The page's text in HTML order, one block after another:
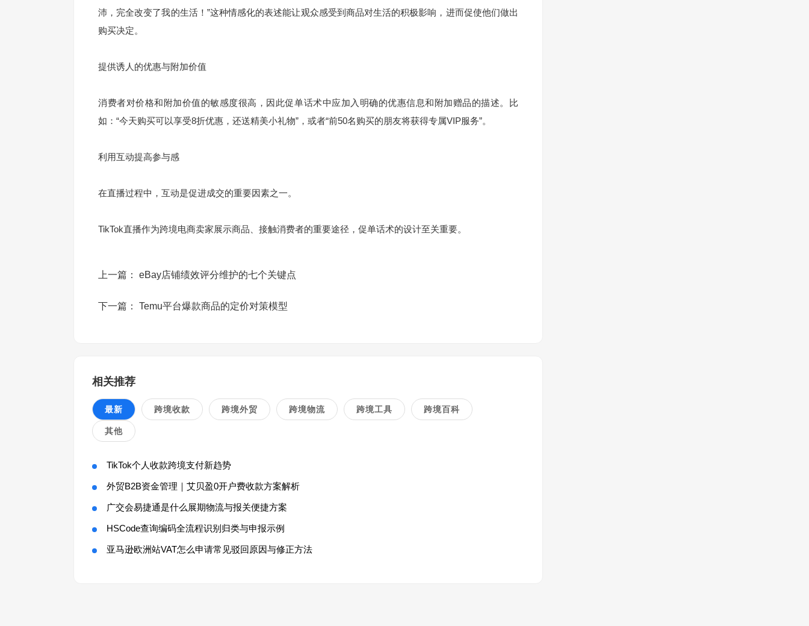
沛，完全改变了我的生活！”这种情感化的表述能让观众感受到商品对生活的积极影响，进而促使他们做出
购买决定。
提供诱人的优惠与附加价值
消费者对价格和附加价值的敏感度很高，因此促单话术中应加入明确的优惠信息和附加赠品的描述。比
如：“今天购买可以享受8折优惠，还送精美小礼物”，或者“前50名购买的朋友将获得专属VIP服务”。
利用互动提高参与感
在直播过程中，互动是促进成交的重要因素之一。
TikTok直播作为跨境电商卖家展示商品、接触消费者的重要途径，促单话术的设计至关重要。
上一篇： eBay店铺绩效评分维护的七个关键点
下一篇： Temu平台爆款商品的定价对策模型
相关推荐
最新 跨境收款 跨境外贸 跨境物流 跨境工具 跨境百科
其他
TikTok个人收款跨境支付新趋势
外贸B2B资金管理｜艾贝盈0开户费收款方案解析
广交会易捷通是什么展期物流与报关便捷方案
HSCode查询编码全流程识别归类与申报示例
亚马逊欧洲站VAT怎么申请常见驳回原因与修正方法